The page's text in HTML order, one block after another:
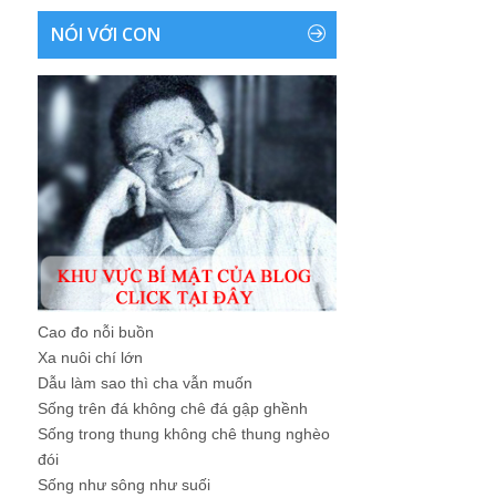
NÓI VỚI CON
Cao đo nỗi buồn
Xa nuôi chí lớn
Dẫu làm sao thì cha vẫn muốn
Sống trên đá không chê đá gập ghềnh
Sống trong thung không chê thung nghèo
đói
Sống như sông như suối